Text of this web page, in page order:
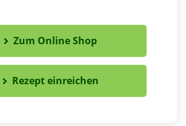
Zum Online Shop
Rezept einreichen